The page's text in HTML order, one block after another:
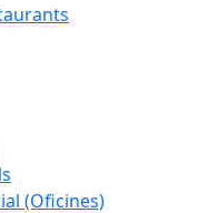
(Oficines)